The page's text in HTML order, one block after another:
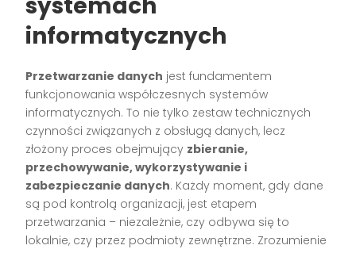
informatycznych
Przetwarzanie danych jest fundamentem
funkcjonowania współczesnych systemów
informatycznych. To nie tylko zestaw technicznych
czynności związanych z obsługą danych, lecz
złożony proces obejmujący zbieranie,
przechowywanie, wykorzystywanie i
zabezpieczanie danych. Każdy moment, gdy dane
są pod kontrolą organizacji, jest etapem
przetwarzania – niezależnie, czy odbywa się to
lokalnie, czy przez podmioty zewnętrzne. Zrozumienie